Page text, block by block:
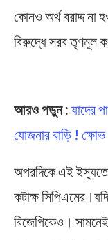
কোনও অর্থ বরাদ্দ না
বিরুদ্ধে সরব তৃণমূল
আরও পড়ুন : যাদের
যোজনার বাড়ি ! ক্ষোভ
অপরদিকে এই
কটাক্ষ
বিজেপিকেও।